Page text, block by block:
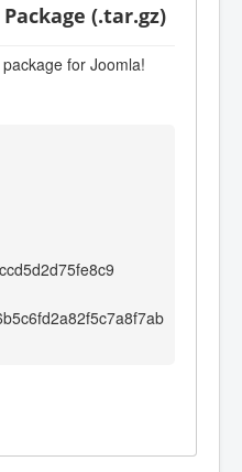
(.tar.gz)
for Joomla!